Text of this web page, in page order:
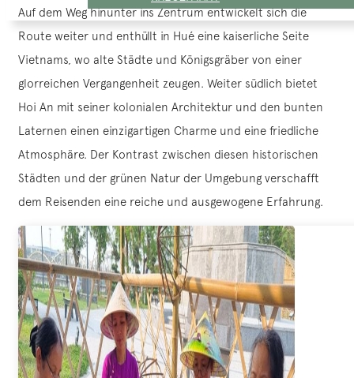
Auf dem Weg hinunter ins Zentrum entwickelt sich die
Route weiter und enthüllt in Hué eine kaiserliche Seite
Vietnams, wo alte Städte und Königsgräber von einer
glorreichen Vergangenheit zeugen. Weiter südlich bietet
Hoi An mit seiner kolonialen Architektur und den bunten
Laternen einen einzigartigen Charme und eine friedliche
Atmosphäre. Der Kontrast zwischen diesen historischen
Städten und der grünen Natur der Umgebung verschafft
dem Reisenden eine reiche und ausgewogene Erfahrung.